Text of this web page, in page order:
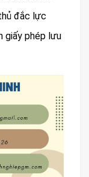
đắc lực
giấy phép lưu